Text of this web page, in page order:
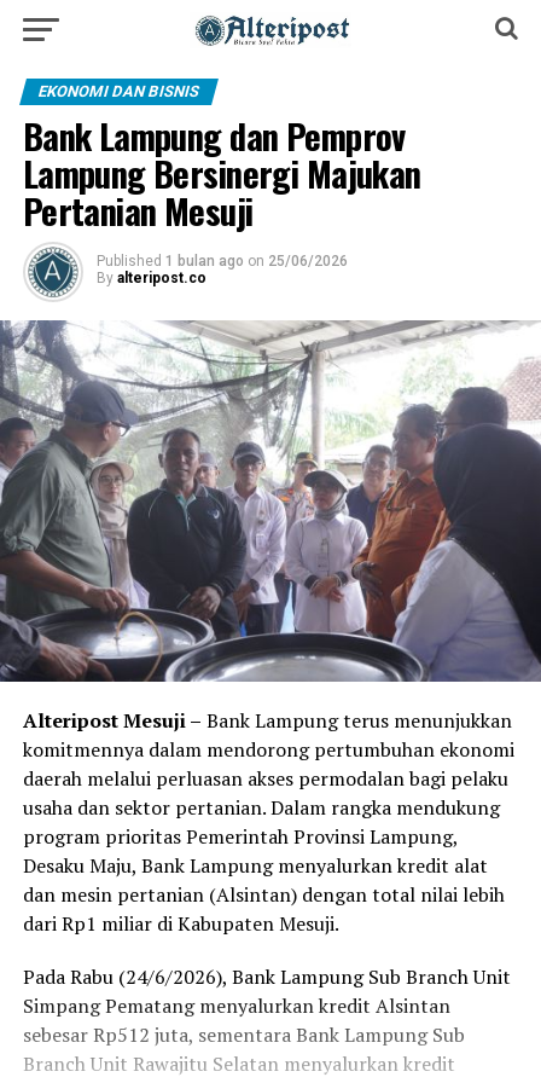
EKONOMI DAN BISNIS
Bank Lampung dan Pemprov
Lampung Bersinergi Majukan
Pertanian Mesuji
Published 1 bulan ago on 25/06/2026
By alteripost.co
Alteripost Mesuji – Bank Lampung terus menunjukkan
komitmennya dalam mendorong pertumbuhan ekonomi
daerah melalui perluasan akses permodalan bagi pelaku
usaha dan sektor pertanian. Dalam rangka mendukung
program prioritas Pemerintah Provinsi Lampung,
Desaku Maju, Bank Lampung menyalurkan kredit alat
dan mesin pertanian (Alsintan) dengan total nilai lebih
dari Rp1 miliar di Kabupaten Mesuji.
Pada Rabu (24/6/2026), Bank Lampung Sub Branch Unit
Simpang Pematang menyalurkan kredit Alsintan
sebesar Rp512 juta, sementara Bank Lampung Sub
Branch Unit Rawajitu Selatan menyalurkan kredit